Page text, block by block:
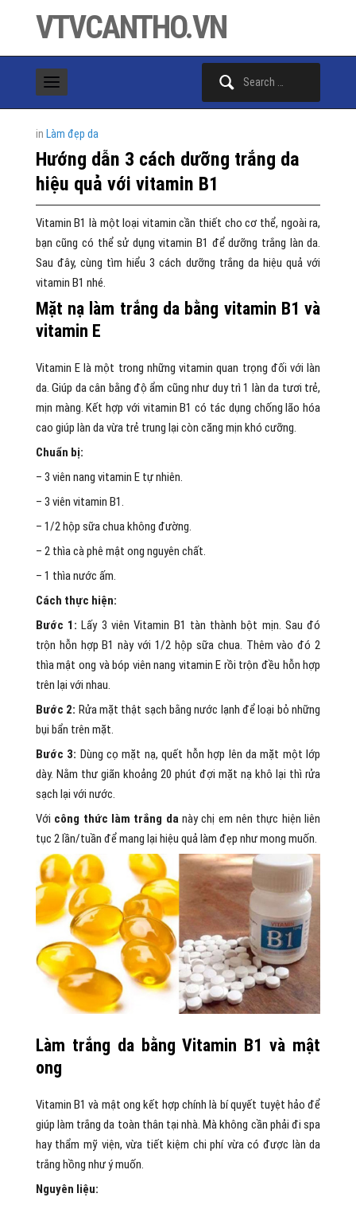
VTVCANTHO.VN
in Làm đẹp da
Hướng dẫn 3 cách dưỡng trắng da
hiệu quả với vitamin B1
Vitamin B1 là một loại vitamin cần thiết cho cơ thể, ngoài ra,
bạn cũng có thể sử dụng vitamin B1 để dưỡng trắng làn da.
Sau đây, cùng tìm hiểu 3 cách dưỡng trắng da hiệu quả với
vitamin B1 nhé.
Mặt nạ làm trắng da bằng vitamin B1 và
vitamin E
Vitamin E là một trong những vitamin quan trọng đối với làn
da. Giúp da cân bằng độ ẩm cũng như duy trì 1 làn da tươi trẻ,
mịn màng. Kết hợp với vitamin B1 có tác dụng chống lão hóa
cao giúp làn da vừa trẻ trung lại còn căng mịn khó cưỡng.
Chuẩn bị:
– 3 viên nang vitamin E tự nhiên.
– 3 viên vitamin B1.
– 1/2 hộp sữa chua không đường.
– 2 thìa cà phê mật ong nguyên chất.
– 1 thìa nước ấm.
Cách thực hiện:
Bước 1: Lấy 3 viên Vitamin B1 tàn thành bột mịn. Sau đó
trộn hỗn hợp B1 này với 1/2 hộp sữa chua. Thêm vào đó 2
thìa mật ong và bóp viên nang vitamin E rồi trộn đều hỗn hợp
trên lại với nhau.
Bước 2: Rửa mặt thật sạch bằng nước lạnh để loại bỏ những
bụi bẩn trên mặt.
Bước 3: Dùng cọ mặt nạ, quết hỗn hợp lên da mặt một lớp
dày. Nằm thư giãn khoảng 20 phút đợi mặt nạ khô lại thì rửa
sạch lại với nước.
Với công thức làm trắng danày chị em nên thực hiện liên
tục 2 lần/tuần để mang lại hiệu quả làm đẹp như mong muốn.
Làm trắng da bằng Vitamin B1 và mật
ong
Vitamin B1 và mật ong kết hợp chính là bí quyết tuyệt hảo để
giúp làm trắng da toàn thân tại nhà. Mà không cần phải đi spa
hay thẩm mỹ viện, vừa tiết kiệm chi phí vừa có được làn da
trắng hồng như ý muốn.
Nguyên liệu: